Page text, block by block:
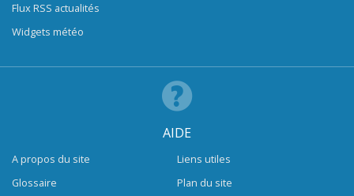
Flux RSS actualités
Widgets météo
AIDE
A propos du site
Glossaire
Liens utiles
Plan du site